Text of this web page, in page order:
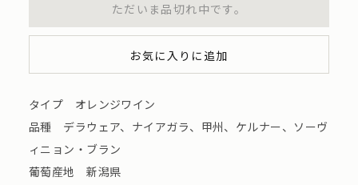
ただいま品切れ中です。
お気に入りに追加
タイプ オレンジワイン
品種 デラウェア、ナイアガラ、甲州、ケルナー、ソーヴ
ィニョン・ブラン
葡萄産地 新潟県